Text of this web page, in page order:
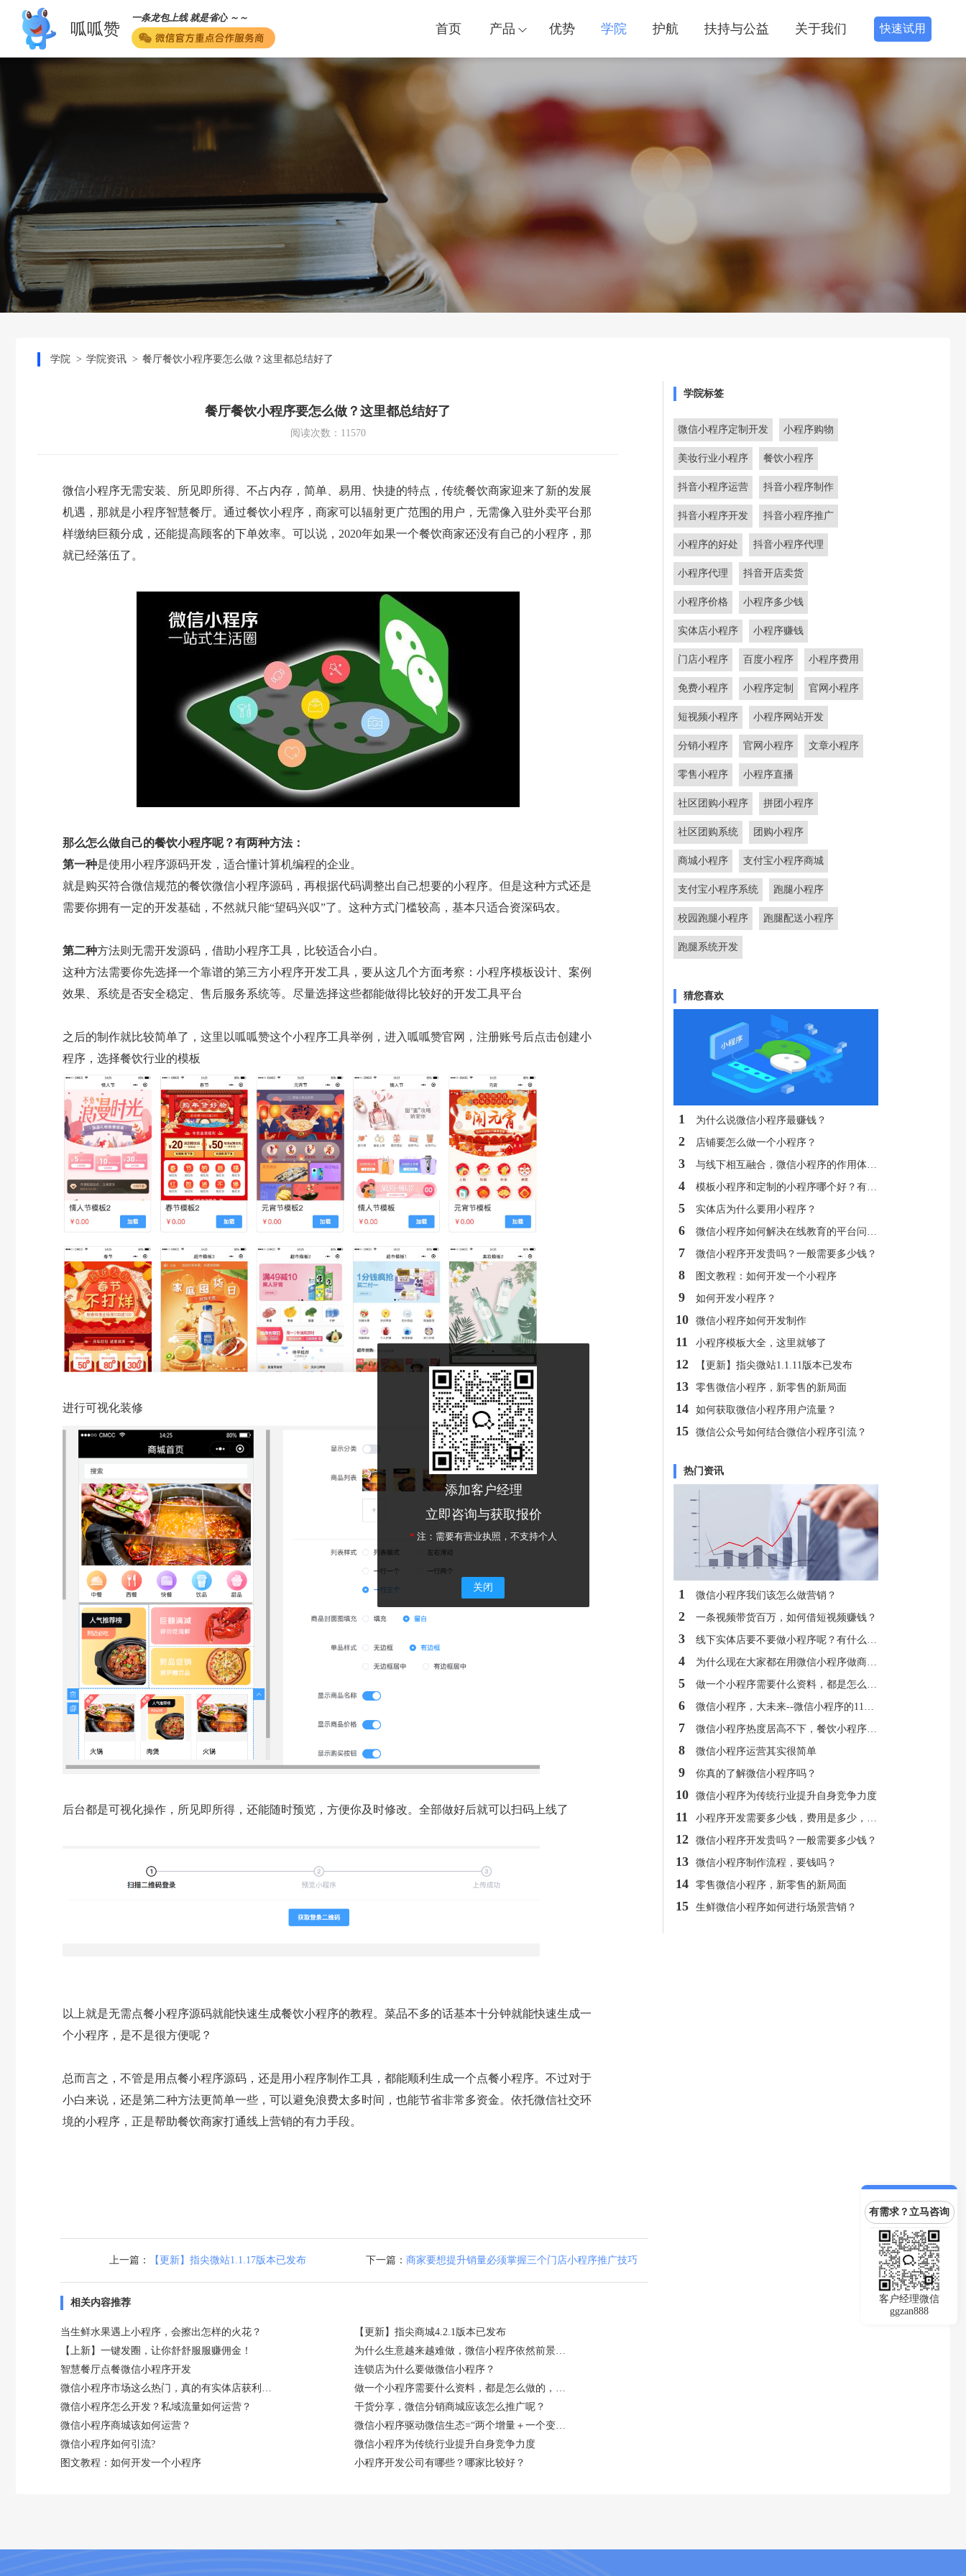
呱呱赞
一条龙包上线 就是省心 ～～
首页 产品 优势 学院 护航 扶持与公益 关于我们 快速试用
学院 学院资讯 餐厅餐饮小程序要怎么做？这里都总结好了
餐厅餐饮小程序要怎么做？这里都总结好了
阅读次数：11570
微信小程序无需安装、所见即所得、不占内存，简单、易用、快捷的特点，传统餐饮商家迎来了新的发展
机遇，那就是小程序智慧餐厅。通过餐饮小程序，商家可以辐射更广范围的用户，无需像入驻外卖平台那
样缴纳巨额分成，还能提高顾客的下单效率。可以说，2020年如果一个餐饮商家还没有自己的小程序，那
就已经落伍了。
那么怎么做自己的餐饮小程序呢？有两种方法：
第一种是使用小程序源码开发，适合懂计算机编程的企业。
就是购买符合微信规范的餐饮微信小程序源码，再根据代码调整出自己想要的小程序。但是这种方式还是
需要你拥有一定的开发基础，不然就只能“望码兴叹”了。这种方式门槛较高，基本只适合资深码农。
第二种方法则无需开发源码，借助小程序工具，比较适合小白。
这种方法需要你先选择一个靠谱的第三方小程序开发工具，要从这几个方面考察：小程序模板设计、案例
效果、系统是否安全稳定、售后服务系统等。尽量选择这些都能做得比较好的开发工具平台
之后的制作就比较简单了，这里以呱呱赞这个小程序工具举例，进入呱呱赞官网，注册账号后点击创建小
程序，选择餐饮行业的模板
进行可视化装修
后台都是可视化操作，所见即所得，还能随时预览，方便你及时修改。全部做好后就可以扫码上线了
以上就是无需点餐小程序源码就能快速生成餐饮小程序的教程。菜品不多的话基本十分钟就能快速生成一
个小程序，是不是很方便呢？
总而言之，不管是用点餐小程序源码，还是用小程序制作工具，都能顺利生成一个点餐小程序。不过对于
小白来说，还是第二种方法更简单一些，可以避免浪费太多时间，也能节省非常多资金。依托微信社交环
境的小程序，正是帮助餐饮商家打通线上营销的有力手段。
上一篇： 【更新】指尖微站1.1.17版本已发布 下一篇： 商家要想提升销量必须掌握三个门店小程序推广技巧
相关内容推荐
当生鲜水果遇上小程序，会擦出怎样的火花？
【更新】指尖商城4.2.1版本已发布
【上新】一键发圈，让你舒舒服服赚佣金！
智慧餐厅点餐微信小程序开发
连锁店为什么要做微信小程序？
微信小程序怎么开发？私域流量如何运营？
干货分享，微信分销商城应该怎么推广呢？
微信小程序商城该如何运营？
微信小程序如何引流?
微信小程序为传统行业提升自身竞争力度
图文教程：如何开发一个小程序
小程序开发公司有哪些？哪家比较好？
学院标签
微信小程序定制开发 小程序购物
美妆行业小程序 餐饮小程序
抖音小程序运营 抖音小程序制作
抖音小程序开发 抖音小程序推广
小程序的好处 抖音小程序代理
小程序代理 抖音开店卖货
小程序价格 小程序多少钱
实体店小程序 小程序赚钱
门店小程序 百度小程序 小程序费用
免费小程序 小程序定制 官网小程序
短视频小程序 小程序网站开发
分销小程序 官网小程序 文章小程序
零售小程序 小程序直播
社区团购小程序 拼团小程序
社区团购系统 团购小程序
商城小程序 支付宝小程序商城
支付宝小程序系统 跑腿小程序
校园跑腿小程序 跑腿配送小程序
跑腿系统开发
猜您喜欢
1 为什么说微信小程序最赚钱？
2 店铺要怎么做一个小程序？
3
4
5 实体店为什么要用小程序？
6
7 微信小程序开发贵吗？一般需要多少钱？
8 图文教程：如何开发一个小程序
9 如何开发小程序？
10 微信小程序如何开发制作
11 小程序模板大全，这里就够了
12 【更新】指尖微站1.1.11版本已发布
13 零售微信小程序，新零售的新局面
14 如何获取微信小程序用户流量？
15 微信公众号如何结合微信小程序引流？
热门资讯
1 微信小程序我们该怎么做营销？
2 一条视频带货百万，如何借短视频赚钱？
3
4
5
6
7
8 微信小程序运营其实很简单
9 你真的了解微信小程序吗？
10 微信小程序为传统行业提升自身竞争力度
11
12 微信小程序开发贵吗？一般需要多少钱？
13 微信小程序制作流程，要钱吗？
14 零售微信小程序，新零售的新局面
15 生鲜微信小程序如何进行场景营销？
有需求？立马咨询
客户经理微信
ggzan888
添加客户经理
立即咨询与获取报价
* 注：需要有营业执照，不支持个人
关闭